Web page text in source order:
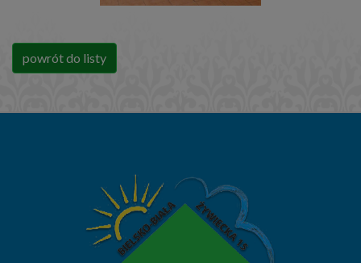
powrót do listy